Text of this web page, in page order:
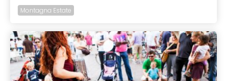
Montagna Estate